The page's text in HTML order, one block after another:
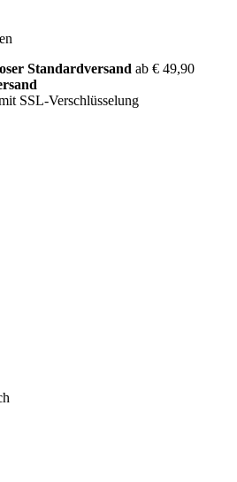
Standardversand ab € 49,90
SSL-Verschlüsselung